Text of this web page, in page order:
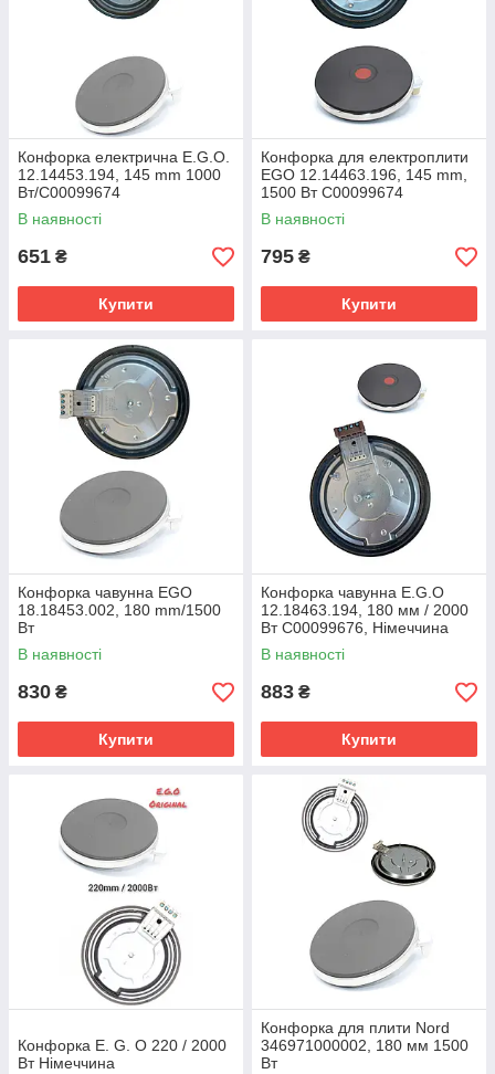
Конфорка електрична E.G.O.
12.14453.194, 145 mm 1000
Вт/C00099674
В наявності
651 ₴
Купити
Конфорка для електроплити
EGO 12.14463.196, 145 mm,
1500 Вт C00099674
В наявності
795 ₴
Купити
Конфорка чавунна EGO
18.18453.002, 180 mm/1500
Вт
В наявності
830 ₴
Купити
Конфорка чавунна E.G.O
12.18463.194, 180 мм / 2000
Вт C00099676, Німеччина
В наявності
883 ₴
Купити
Конфорка E. G. O 220 / 2000
Вт Німеччина
Конфорка для плити Nord
346971000002, 180 мм 1500
Вт